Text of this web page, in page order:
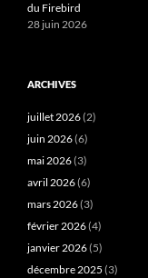
du Firebird
28 juin 2026
ARCHIVES
juillet 2026(2)
juin 2026(6)
mai 2026(3)
avril 2026(6)
mars 2026(3)
février 2026(4)
janvier 2026(5)
décembre 2025 (3)